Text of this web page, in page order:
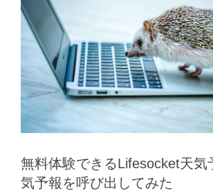
価格・プラン
ブログ
無料体験できるLifesocket天気
気予報を呼び出してみた